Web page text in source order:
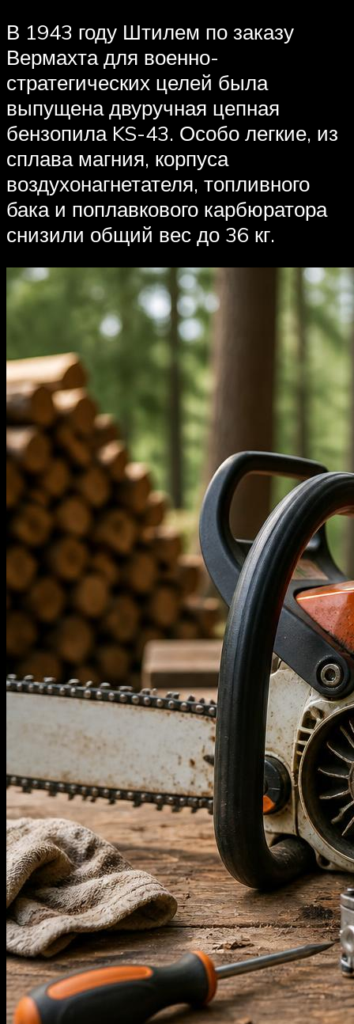
В 1943 году Штилем по заказу
Вермахта для военно-
стратегических целей была
выпущена двуручная цепная
бензопила KS-43. Особо легкие, из
сплава магния, корпуса
воздухонагнетателя, топливного
бака и поплавкового карбюратора
снизили общий вес до 36 кг.